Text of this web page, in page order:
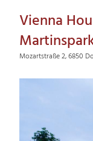
Vienna
Mozartstraße 2, 6850